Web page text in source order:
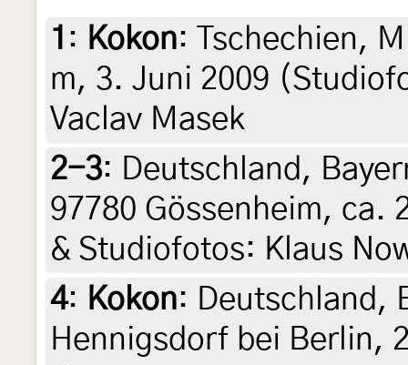
1 : Kokon: Tschechien,
m, 3. Juni 2009
Vaclav Masek
2-3: Deutschland,
97780 Gössenheim, ca.
& Studiofotos: Klaus
4: Kokon: Deutschland,
Hennigsdorf bei Berlin,